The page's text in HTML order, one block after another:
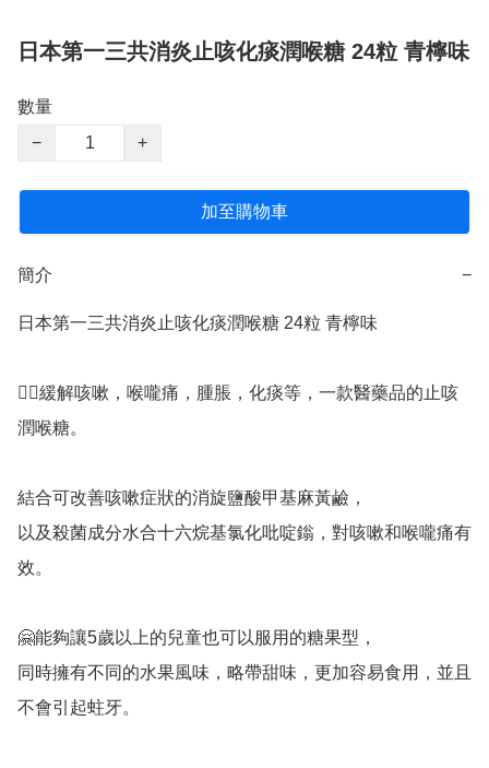
日本第一三共消炎止咳化痰潤喉糖 24粒 青檸味
數量
−
+
加至購物車
簡介 −
日本第一三共消炎止咳化痰潤喉糖 24粒 青檸味
👍🏻緩解咳嗽，喉嚨痛，腫脹，化痰等，一款醫藥品的止咳
潤喉糖。
結合可改善咳嗽症狀的消旋鹽酸甲基麻黃鹼，
以及殺菌成分水合十六烷基氯化吡啶鎓，對咳嗽和喉嚨痛有
效。
🤗能夠讓5歲以上的兒童也可以服用的糖果型，
同時擁有不同的水果風味，略帶甜味，更加容易食用，並且
不會引起蛀牙。